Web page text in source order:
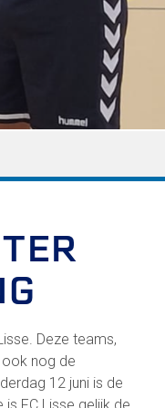
Deze teams,
nog de
12 juni is de